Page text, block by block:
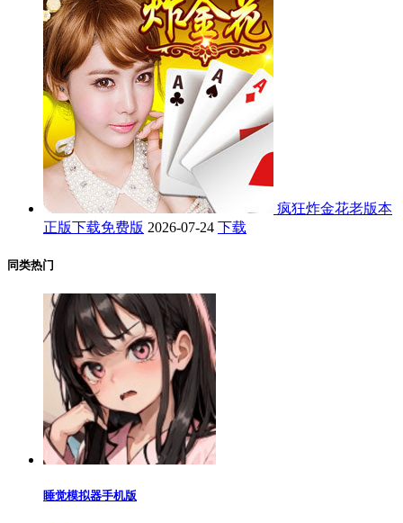
疯狂炸金花老版本
正版下载免费版 2026-07-24 下载
同类热门
睡觉模拟器手机版